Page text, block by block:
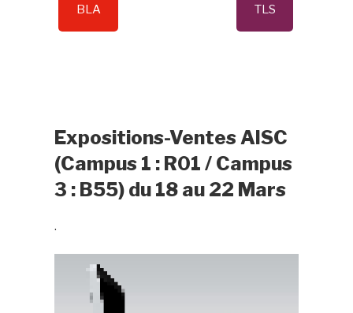
BLA TLS
Expositions-Ventes AISC
(Campus 1 : R01 / Campus
3 : B55) du 18 au 22 Mars
.